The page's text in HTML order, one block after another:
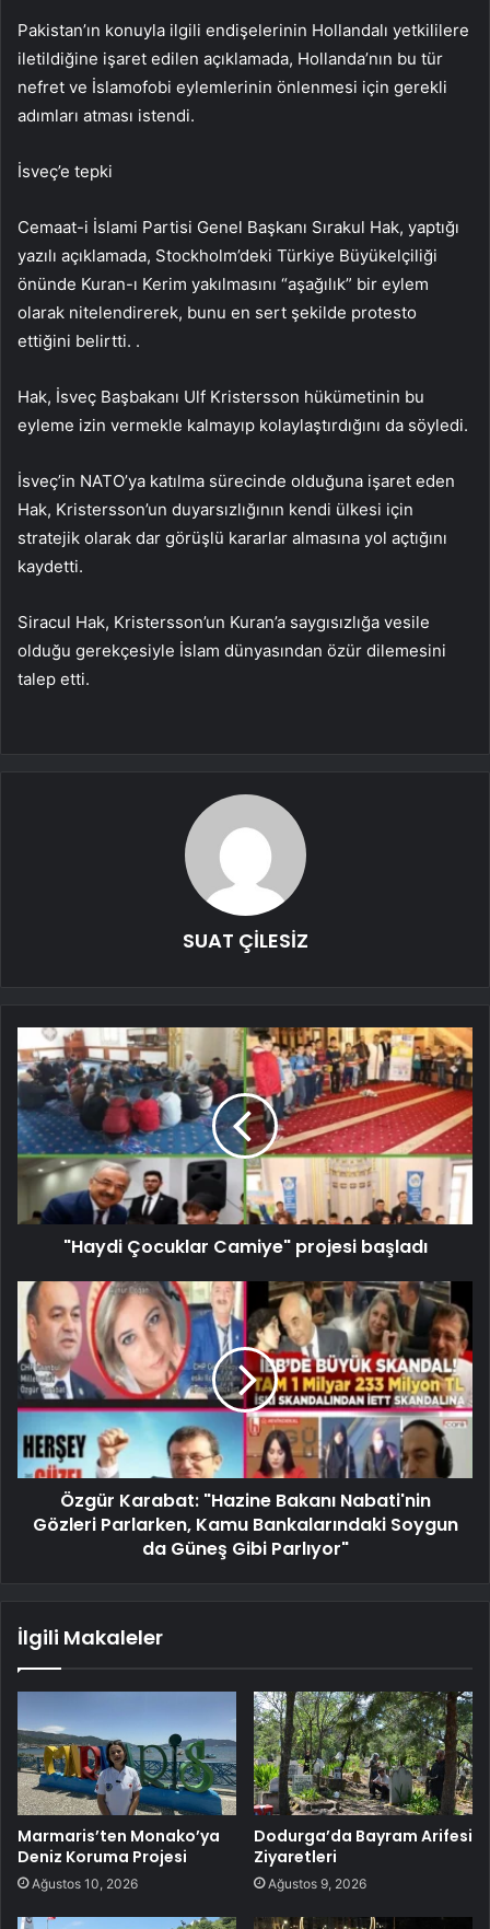
Pakistan’ın konuyla ilgili endişelerinin Hollandalı yetkililere
iletildiğine işaret edilen açıklamada, Hollanda’nın bu tür
nefret ve İslamofobi eylemlerinin önlenmesi için gerekli
adımları atması istendi.
İsveç’e tepki
Cemaat-i İslami Partisi Genel Başkanı Sırakul Hak, yaptığı
yazılı açıklamada, Stockholm’deki Türkiye Büyükelçiliği
önünde Kuran-ı Kerim yakılmasını “aşağılık” bir eylem
olarak nitelendirerek, bunu en sert şekilde protesto
ettiğini belirtti. .
Hak, İsveç Başbakanı Ulf Kristersson hükümetinin bu
eyleme izin vermekle kalmayıp kolaylaştırdığını da söyledi.
İsveç’in NATO’ya katılma sürecinde olduğuna işaret eden
Hak, Kristersson’un duyarsızlığının kendi ülkesi için
stratejik olarak dar görüşlü kararlar almasına yol açtığını
kaydetti.
Siracul Hak, Kristersson’un Kuran’a saygısızlığa vesile
olduğu gerekçesiyle İslam dünyasından özür dilemesini
talep etti.
SUAT ÇİLESİZ
"Haydi Çocuklar Camiye" projesi başladı
Özgür Karabat: "Hazine Bakanı Nabati'nin
Gözleri Parlarken, Kamu Bankalarındaki Soygun
da Güneş Gibi Parlıyor"
İlgili Makaleler
Marmaris’ten Monako’ya
Deniz Koruma Projesi
Ağustos 10, 2026
Dodurga’da Bayram Arifesi
Ziyaretleri
Ağustos 9, 2026